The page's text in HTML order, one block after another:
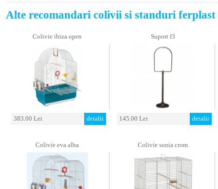
Alte recomandari colivii si standuri ferplast
Colivie ibiza open
383.00 Lei detalii
Suport f3
145.00 Lei detalii
Colivie eva alba Colivie sonia crom